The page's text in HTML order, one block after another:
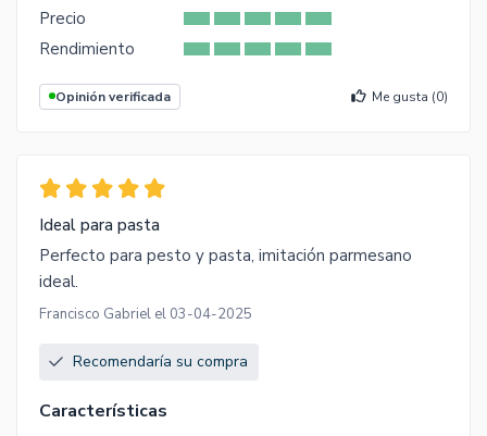
Precio
Rendimiento
Opinión verificada Me gusta (0)
Ideal para pasta
Perfecto para pesto y pasta, imitación parmesano
ideal.
Francisco Gabriel el 03-04-2025
Recomendaría su compra
Características